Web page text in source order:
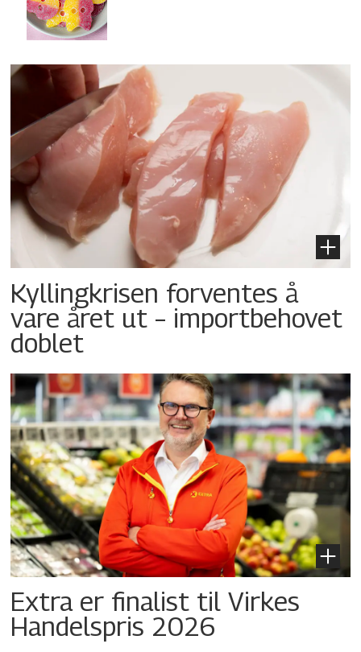
Kyllingkrisen forventes å
vare året ut – importbehovet
doblet
Extra er finalist til Virkes
Handelspris 2026